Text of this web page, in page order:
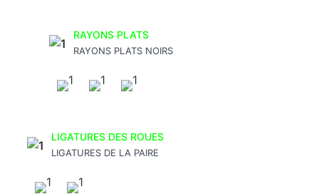
RAYONS PLATS
RAYONS PLATS NOIRS
LIGATURES DES ROUES
LIGATURES DE LA PAIRE